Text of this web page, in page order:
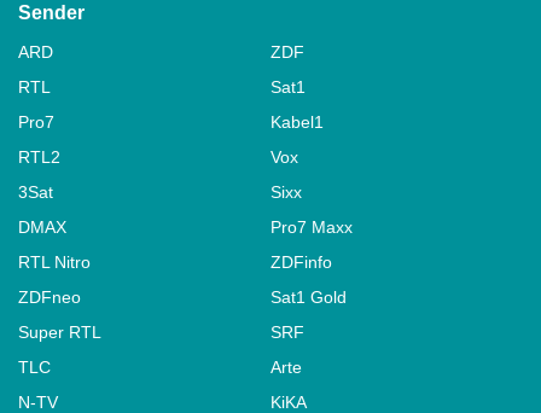
Sender
ARD
ZDF
RTL
Sat1
Pro7
Kabel1
RTL2
Vox
3Sat
Sixx
DMAX
Pro7 Maxx
RTL Nitro
ZDFinfo
ZDFneo
Sat1 Gold
Super RTL
SRF
TLC
Arte
N-TV
KiKA